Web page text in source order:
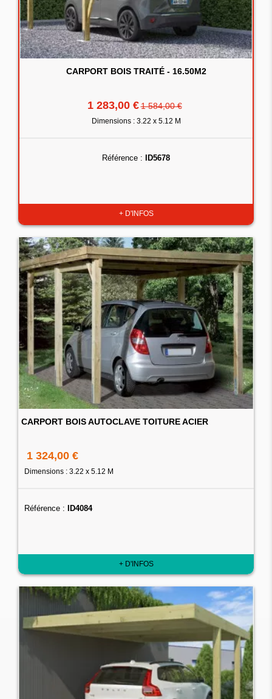
CARPORT BOIS TRAITÉ - 16.50M2
1 283,00 €1 584,00 €
Dimensions : 3.22 x 5.12 M
Référence : ID5678
+ D'INFOS
CARPORT BOIS AUTOCLAVE TOITURE ACIER
1 324,00 €
Dimensions : 3.22 x 5.12 M
Référence : ID4084
+ D'INFOS